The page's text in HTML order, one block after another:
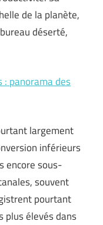
de la planète,
déserté,
: panorama des
largement
inférieurs
encore sous-
souvent
pourtant
plus élevés dans